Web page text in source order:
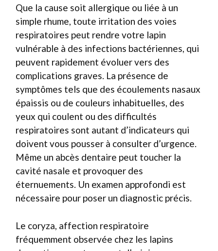
Que la cause soit allergique ou liée à un
simple rhume, toute irritation des voies
respiratoires peut rendre votre lapin
vulnérable à des infections bactériennes, qui
peuvent rapidement évoluer vers des
complications graves. La présence de
symptômes tels que des écoulements nasaux
épaissis ou de couleurs inhabituelles, des
yeux qui coulent ou des difficultés
respiratoires sont autant d’indicateurs qui
doivent vous pousser à consulter d’urgence.
Même un abcès dentaire peut toucher la
cavité nasale et provoquer des
éternuements. Un examen approfondi est
nécessaire pour poser un diagnostic précis.
Le coryza, affection respiratoire
fréquemment observée chez les lapins